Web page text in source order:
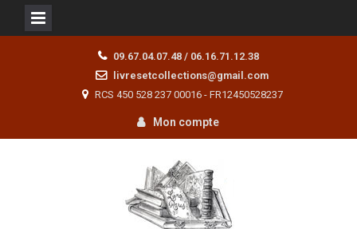
09.67.04.07.48 / 06.16.71.12.38
livresetcollections@gmail.com
RCS 450 528 237 00016 - FR12450528237
Mon compte